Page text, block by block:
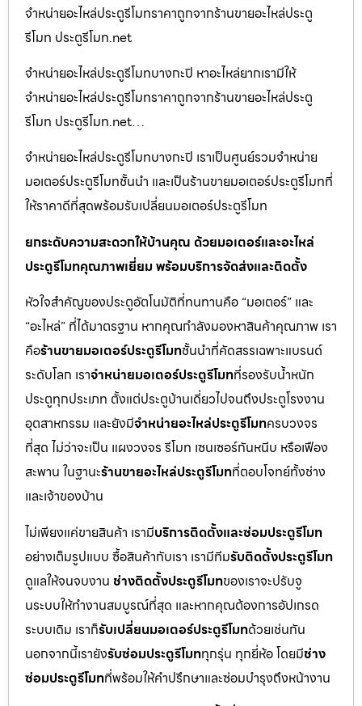
จำหน่ายอะไหล่ประตูรีโมทราคาถูกจากร้านขายอะไหล่ประตู
รีโมท ประตูรีโมท.net
จำหน่ายอะไหล่ประตูรีโมทบางกะปิ หาอะไหล่ยากเรามีให้
จำหน่ายอะไหล่ประตูรีโมทราคาถูกจากร้านขายอะไหล่ประตู
รีโมท ประตูรีโมท.net…
จำหน่ายอะไหล่ประตูรีโมทบางกะปิ เราเป็นศูนย์รวมจำหน่าย
มอเตอร์ประตูรีโมทชั้นนำ และเป็นร้านขายมอเตอร์ประตูรีโมทที่
ให้ราคาดีที่สุดพร้อมรับเปลี่ยนมอเตอร์ประตูรีโมท
ยกระดับความสะดวกให้บ้านคุณ ด้วยมอเตอร์และอะไหล่
ประตูรีโมทคุณภาพเยี่ยม พร้อมบริการจัดส่งและติดตั้ง
หัวใจสำคัญของประตูอัตโนมัติที่ทนทานคือ “มอเตอร์” และ
“อะไหล่” ที่ได้มาตรฐาน หากคุณกำลังมองหาสินค้าคุณภาพ เรา
คือร้านขายมอเตอร์ประตูรีโมทชั้นนำที่คัดสรรเฉพาะแบรนด์
ระดับโลก เราจำหน่ายมอเตอร์ประตูรีโมทที่รองรับน้ำหนัก
ประตูทุกประเภท ตั้งแต่ประตูบ้านเดี่ยวไปจนถึงประตูโรงงาน
อุตสาหกรรม และยังมีจำหน่ายอะไหล่ประตูรีโมทครบวงจร
ที่สุด ไม่ว่าจะเป็น แผงวงจร รีโมท เซนเซอร์กันหนีบ หรือเฟือง
สะพาน ในฐานะร้านขายอะไหล่ประตูรีโมทที่ตอบโจทย์ทั้งช่าง
และเจ้าของบ้าน
ไม่เพียงแค่ขายสินค้า เรามีบริการติดตั้งและซ่อมประตูรีโมท
อย่างเต็มรูปแบบ ซื้อสินค้ากับเรา เรามีทีมรับติดตั้งประตูรีโมท
ดูแลให้จนจบงาน ช่างติดตั้งประตูรีโมทของเราจะปรับจู
นระบบให้ทำงานสมบูรณ์ที่สุด และหากคุณต้องการอัปเกรด
ระบบเดิม เราก็รับเปลี่ยนมอเตอร์ประตูรีโมทด้วยเช่นกัน
นอกจากนี้เรายังรับซ่อมประตูรีโมททุกรุ่น ทุกยี่ห้อ โดยมีช่าง
ซ่อมประตูรีโมทที่พร้อมให้คำปรึกษาและซ่อมบำรุงถึงหน้างาน